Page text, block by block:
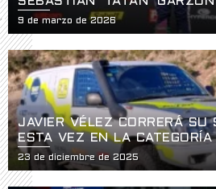
HISTÓRICO EN LA
EN ST. PETERSBURG
9 de marzo de 2026
JAVIER VÉLEZ CORRERÁ SU
ESTA VEZ EN LA
23 de diciembre de 2025